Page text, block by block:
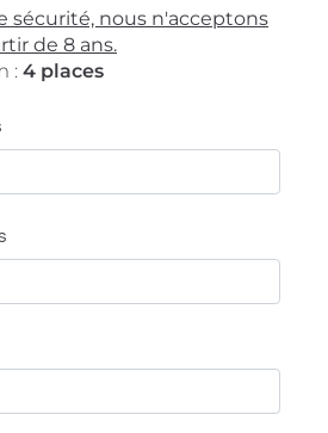
sécurité, nous n'acceptons
de 8 ans.
: 4 places